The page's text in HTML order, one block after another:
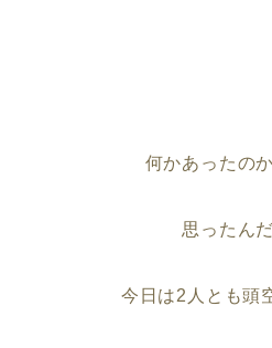
何かあったの
思ったん
今日は2人とも頭